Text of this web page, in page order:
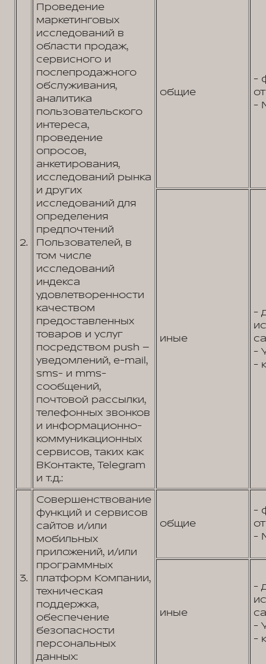
2.
Проведение
маркетинговых
исследований в
области продаж,
сервисного и
послепродажного
обслуживания,
аналитика
пользовательского
интереса,
проведение
опросов,
анкетирования,
исследований рынка
и других
исследований для
определения
предпочтений
Пользователей, в
том числе
исследований
индекса
удовлетворенности
качеством
предоставленных
товаров и услуг
посредством push –
уведомлений, e-mail,
sms- и mms-
сообщений,
почтовой рассылки,
телефонных звонков
и информационно-
коммуникационных
сервисов, таких как
ВКонтакте, Telegram
и т.д.:
общие
-
-
иные
-
-
-
3.
Совершенствование
функций и сервисов
сайтов и/или
мобильных
приложений, и/или
программных
платформ Компании,
техническая
поддержка,
обеспечение
безопасности
персональных
данных:
общие
-
-
иные
-
-
-